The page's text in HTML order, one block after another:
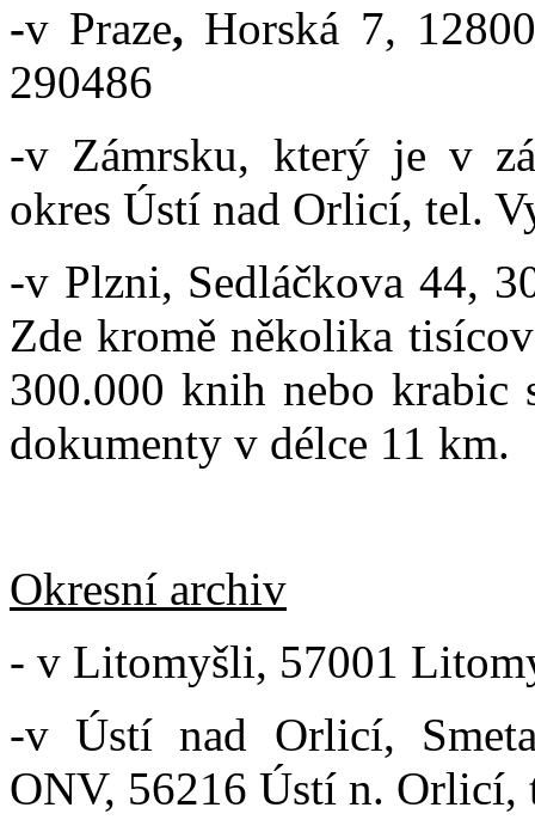
-v Praze, Horská 7,
290486
-v Zámrsku, který je v
okres Ústí nad Orlicí, tel.
-v Plzni, Sedláčkova 44,
Zde kromě několika
300.000 knih nebo
dokumenty v délce 11 km.
Okresní archiv
- v Litomyšli, 57001
-v Ústí nad Orlicí,
ONV, 56216 Ústí n. Orlicí,